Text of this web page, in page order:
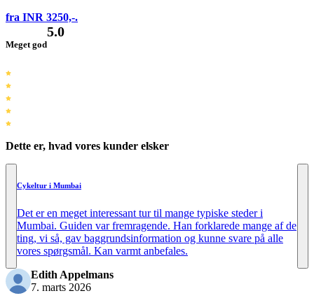
fra INR 3250,-.
Meget god
5.0
Dette er, hvad vores kunder elsker
Cykeltur i Mumbai
Det er en meget interessant tur til mange typiske steder i
Mumbai. Guiden var fremragende. Han forklarede mange af de
ting, vi så, gav baggrundsinformation og kunne svare på alle
vores spørgsmål. Kan varmt anbefales.
Edith Appelmans
7. marts 2026